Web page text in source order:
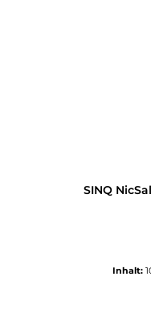
SINQ
Inhalt: